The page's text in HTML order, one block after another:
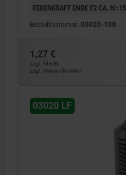
FEDERKRAFT ENDE F2 CA. N=15
Bestellnummer: 03020-108
1,27 €
zzgl. MwSt.
zzgl. Versandkosten
03020 LF